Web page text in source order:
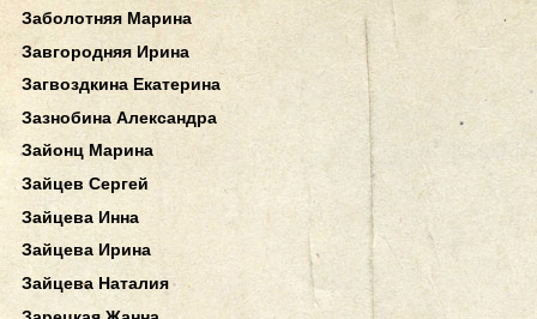
Заболотняя Марина
Завгородняя Ирина
Загвоздкина Екатерина
Зазнобина Александра
Зайонц Марина
Зайцев Сергей
Зайцева Инна
Зайцева Ирина
Зайцева Наталия